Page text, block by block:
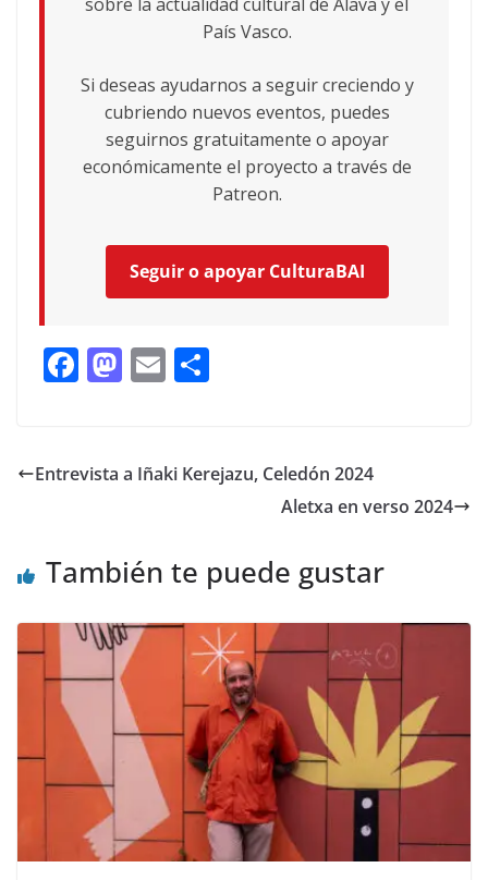
País Vasco.
Si deseas ayudarnos a seguir creciendo y
cubriendo nuevos eventos, puedes
seguirnos gratuitamente o apoyar
económicamente el proyecto a través de
Patreon.
Seguir o apoyar CulturaBAI
F
b
k
M
d
E
l p
r
Entrevista a Iñaki Kerejazu, Celedón 2024
Aletxa en verso 2024
También te puede gustar